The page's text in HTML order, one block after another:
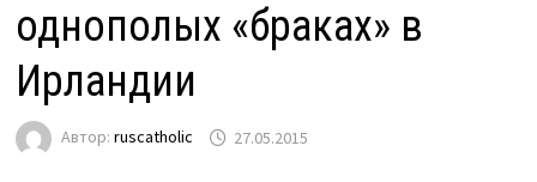
однополых «браках» в
Ирландии
Автор:ruscatholic 27.05.2015